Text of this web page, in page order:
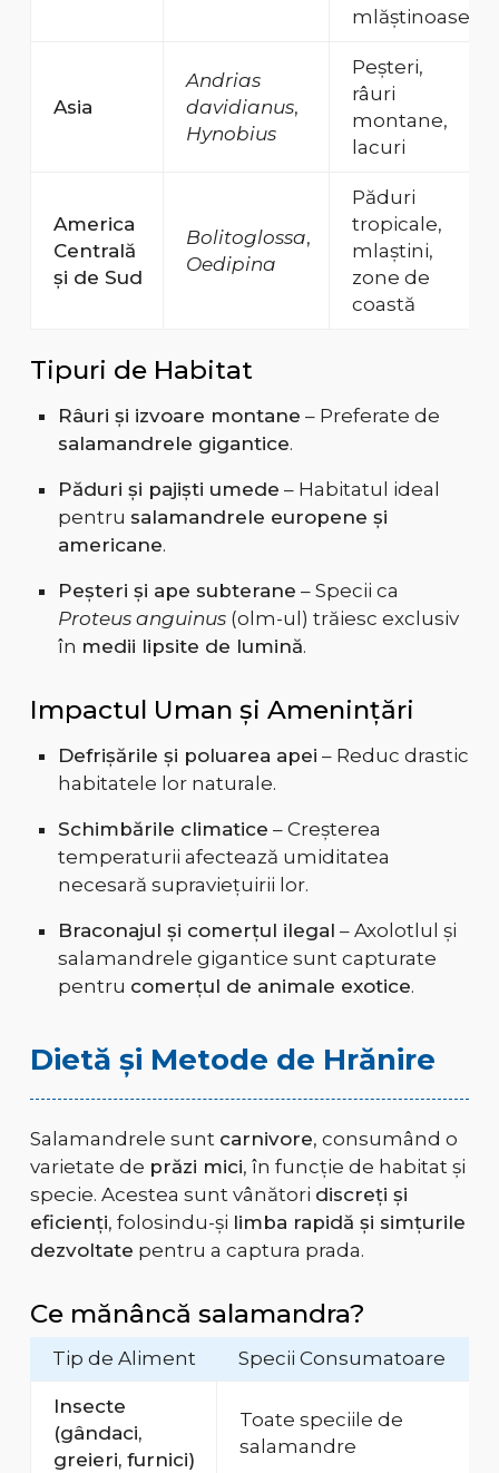
mlăștinoase
Asia
Andrias
davidianus,
Hynobius
Peșteri,
râuri
montane,
lacuri
America
Centrală
și de Sud
Bolitoglossa,
Oedipina
Păduri
tropicale,
mlaștini,
zone de
coastă
Tipuri de Habitat
Râuri și izvoare montane – Preferate de
salamandrele gigantice.
Păduri și pajiști umede – Habitatul ideal
pentru salamandrele europene și
americane.
Peșteri și ape subterane – Specii ca
Proteus anguinus(olm-ul) trăiesc exclusiv
în medii lipsite de lumină.
Impactul Uman și Amenințări
Defrișările și poluarea apei – Reduc drastic
habitatele lor naturale.
Schimbările climatice – Creșterea
temperaturii afectează umiditatea
necesară supraviețuirii lor.
Braconajul și comerțul ilegal – Axolotlul și
salamandrele gigantice sunt capturate
pentru comerțul de animale exotice.
Dietă și Metode de Hrănire
Salamandrele sunt carnivore, consumând o
varietate de prăzi mici, în funcție de habitat și
specie. Acestea sunt vânători discreți și
eficienți, folosindu-și limba rapidă și simțurile
dezvoltate pentru a captura prada.
Ce mănâncă salamandra?
Tip de Aliment Specii Consumatoare
Insecte
(gândaci,
greieri, furnici)
Toate speciile de
salamandre